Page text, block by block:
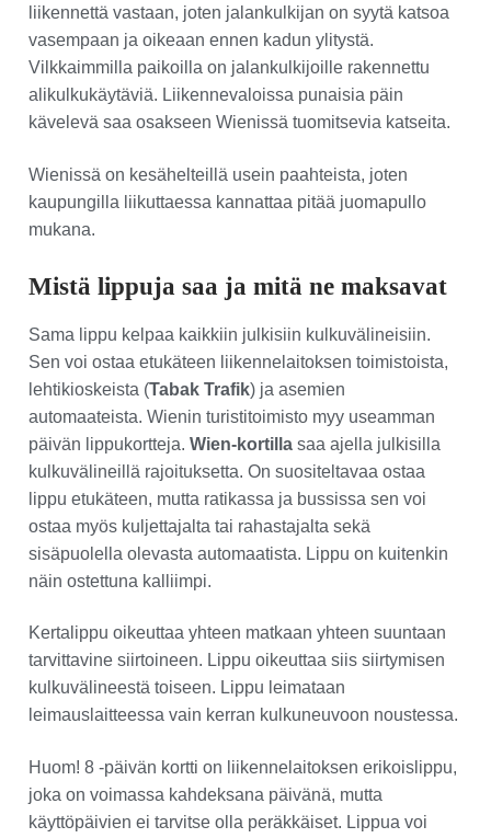
liikennettä vastaan, joten jalankulkijan on syytä katsoa
vasempaan ja oikeaan ennen kadun ylitystä.
Vilkkaimmilla paikoilla on jalankulkijoille rakennettu
alikulkukäytäviä. Liikennevaloissa punaisia päin
kävelevä saa osakseen Wienissä tuomitsevia katseita.
Wienissä on kesähelteillä usein paahteista, joten
kaupungilla liikuttaessa kannattaa pitää juomapullo
mukana.
Mistä lippuja saa ja mitä ne maksavat
Sama lippu kelpaa kaikkiin julkisiin kulkuvälineisiin.
Sen voi ostaa etukäteen liikennelaitoksen toimistoista,
lehtikioskeista (Tabak Trafik) ja asemien
automaateista. Wienin turistitoimisto myy useamman
päivän lippukortteja. Wien-kortilla saa ajella julkisilla
kulkuvälineillä rajoituksetta. On suositeltavaa ostaa
lippu etukäteen, mutta ratikassa ja bussissa sen voi
ostaa myös kuljettajalta tai rahastajalta sekä
sisäpuolella olevasta automaatista. Lippu on kuitenkin
näin ostettuna kalliimpi.
Kertalippu oikeuttaa yhteen matkaan yhteen suuntaan
tarvittavine siirtoineen. Lippu oikeuttaa siis siirtymisen
kulkuvälineestä toiseen. Lippu leimataan
leimauslaitteessa vain kerran kulkuneuvoon noustessa.
Huom! 8 -päivän kortti on liikennelaitoksen erikoislippu,
joka on voimassa kahdeksana päivänä, mutta
käyttöpäivien ei tarvitse olla peräkkäiset. Lippua voi